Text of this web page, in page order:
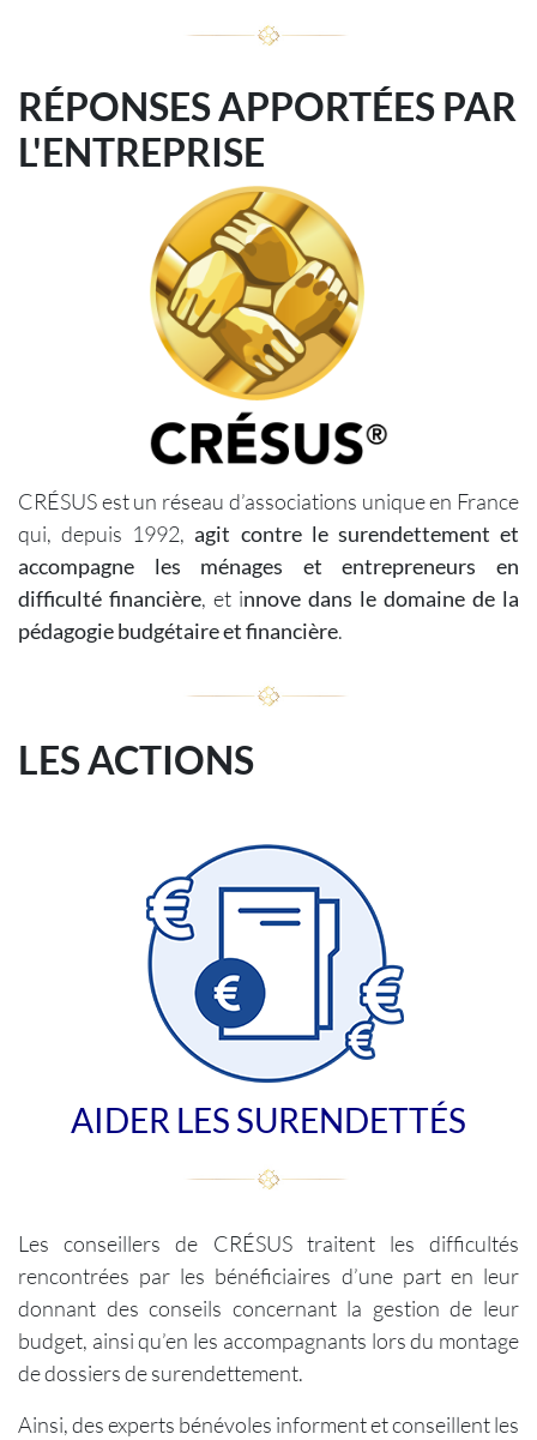
RÉPONSES APPORTÉES PAR
L'ENTREPRISE
CRÉSUS est un réseau d’associations unique en France
qui, depuis 1992,agit contre le surendettement et
accompagne les ménages et entrepreneurs en
difficulté financière, et innove dans le domaine de la
pédagogie budgétaire et financière.
LES ACTIONS
AIDER LES SURENDETTÉS
Les conseillers de CRÉSUS traitent les difficultés
rencontrées par les bénéficiaires d’une part en leur
donnant des conseils concernant la gestion de leur
budget, ainsi qu’en les accompagnants lors du montage
de dossiers de surendettement.
Ainsi, des experts bénévoles informent et conseillent les